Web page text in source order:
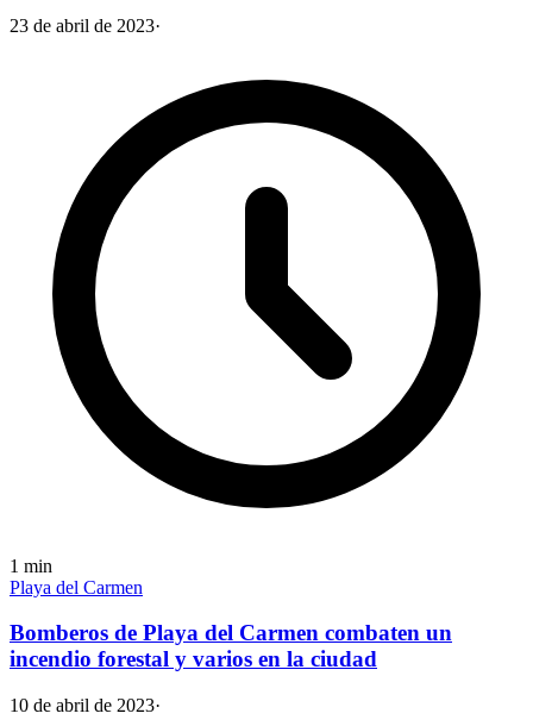
23 de abril de 2023·
1 min
Playa del Carmen
Bomberos de Playa del Carmen combaten un
incendio forestal y varios en la ciudad
10 de abril de 2023·